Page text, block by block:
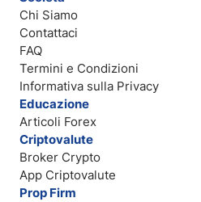
Chi Siamo
Contattaci
FAQ
Termini e Condizioni
Informativa sulla Privacy
Educazione
Articoli Forex
Criptovalute
Broker Crypto
App Criptovalute
Prop Firm